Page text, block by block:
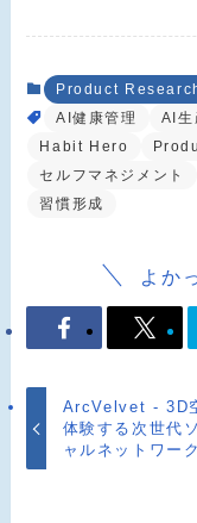
Product
AI健康管理
AI生
Habit Hero
セルフマネジメント
習慣形成
よか
ArcVelvet - 3D
体験する次世代
ャルネットワーク